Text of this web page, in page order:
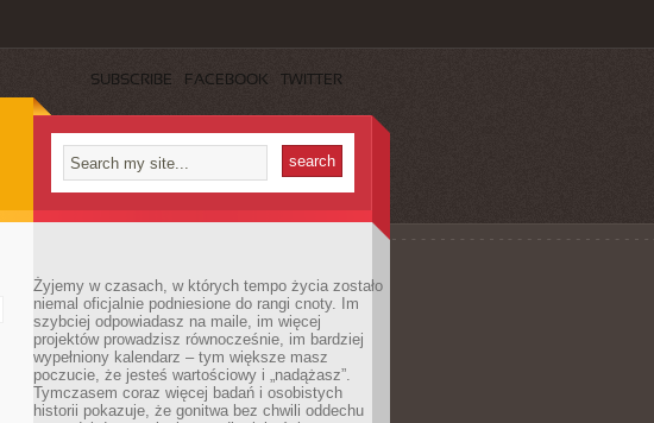
SUBSCRIBE FACEBOOK TWITTER
Żyjemy w czasach, w których tempo życia zostało
niemal oficjalnie podniesione do rangi cnoty. Im
szybciej odpowiadasz na maile, im więcej
projektów prowadzisz równocześnie, im bardziej
wypełniony kalendarz – tym większe masz
poczucie, że jesteś wartościowy i „nadążasz”.
Tymczasem coraz więcej badań i osobistych
historii pokazuje, że gonitwa bez chwili oddechu